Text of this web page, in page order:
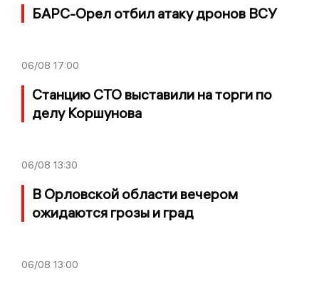
БАРС-Орел отбил атаку дронов ВСУ
06/08 17:00
Станцию СТО выставили на торги по
делу Коршунова
06/08 13:30
В Орловской области вечером
ожидаются грозы и град
06/08 13:00